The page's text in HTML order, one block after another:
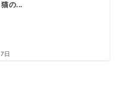
の...
日